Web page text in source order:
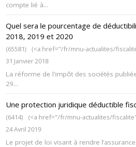
compte lié à...
Quel sera le pourcentage de
2018, 2019 et 2020
(65581)
(<a href="/fr/mnu-actualites/
31 Janvier 2018
La réforme de l'impôt des sociétés
29...
Une protection juridique déductible
(6414)
(<a href="/fr/mnu-actualites/
24 Avril 2019
Le projet de loi visant à rendre